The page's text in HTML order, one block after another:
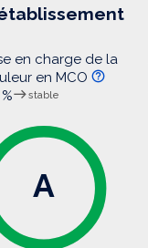
en charge de la
en MCO
stable
A